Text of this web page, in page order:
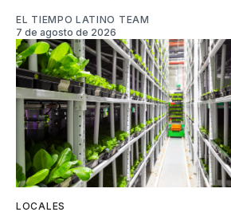
EL TIEMPO LATINO TEAM
7 de agosto de 2026
LOCALES